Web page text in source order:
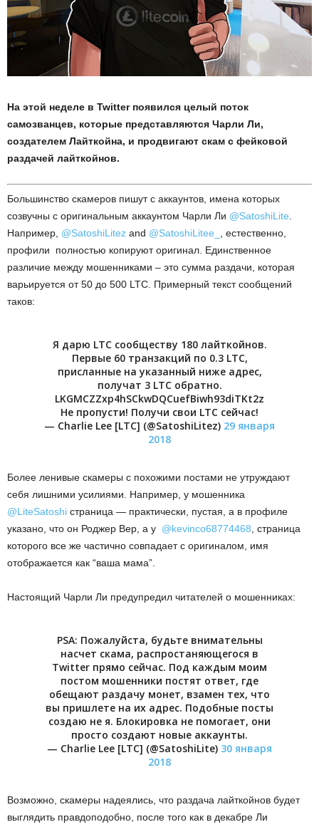
На этой неделе в Twitter появился целый поток
самозванцев, которые представляются Чарли Ли,
создателем Лайткойна, и продвигают скам с фейковой
раздачей лайткойнов.
Большинство скамеров пишут с аккаунтов, имена которых
созвучны с оригинальным аккаунтом Чарли Ли @SatoshiLite
Например, @SatoshiLitez and @SatoshiLitee_
, естественно,
профили полностью копируют оригинал. Единственное
различие между мошенниками – это сумма раздачи, которая
варьируется от 50 до 500 LTC. Примерный текст сообщений
таков:
Я дарю LTC сообществу 180 лайткойнов.
Первые 60 транзакций по 0.3 LTC,
присланные на указанный ниже адрес,
получат 3 LTC обратно.
LKGMCZZxp4hSCkwDQCuefBiwh93diTKt2z
Не пропусти! Получи свои LTC сейчас!
— Charlie Lee [LTC] (@SatoshiLitez) 29 января
2018
Более ленивые скамеры с похожими постами не утруждают
себя лишними усилиями. Например, у мошенника
@LiteSatoshi страница — практически, пустая, а в профиле
указано, что он Роджер Вер, а у @kevinco68774468 , страница
которого все же частично совпадает с оригиналом, имя
отображается как “ваша мама”.
Настоящий Чарли Ли предупредил читателей о мошенниках:
PSA: Пожалуйста, будьте внимательны
насчет скама, распростаняющегося в
Twitter прямо сейчас. Под каждым моим
постом мошенники постят ответ, где
обещают раздачу монет, взамен тех, что
вы пришлете на их адрес. Подобные посты
создаю не я. Блокировка не помогает, они
просто создают новые аккаунты.
— Charlie Lee [LTC] (@SatoshiLite) 30 января
2018
Возможно, скамеры надеялись, что раздача лайткойнов будет
выглядить правдоподобно, после того как в декабре Ли